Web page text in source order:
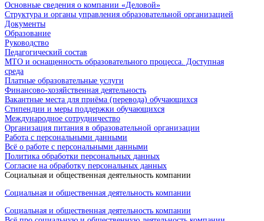
Основные сведения о компании «Деловой»
Структура и органы управления образовательной организацией
Документы
Образование
Руководство
Педагогический состав
МТО и оснащенность образовательного процесса. Доступная
среда
Платные образовательные услуги
Финансово-хозяйственная деятельность
Вакантные места для приёма (перевода) обучающихся
Стипендии и меры поддержки обучающихся
Международное сотрудничество
Организация питания в образовательной организации
Работа с персональными данными
Всё о работе с персональными данными
Политика обработки персональных данных
Согласие на обработку персональных данных
Социальная и общественная деятельность компании
Социальная и общественная деятельность компании
Социальная и общественная деятельность компании